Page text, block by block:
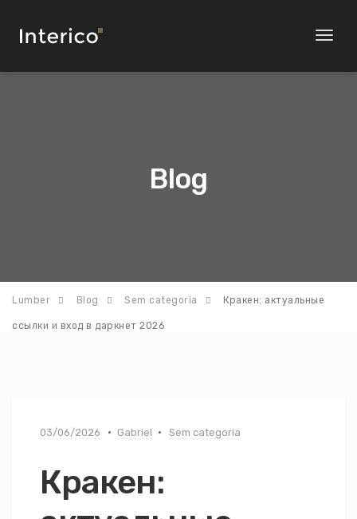
Toggle
Blog
Lumber Blog Sem categoria Кракен: актуальные
ссылки и вход в даркнет 2026
03/06/2026 Gabriel Sem categoria
Кракен: